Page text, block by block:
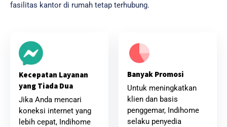
fasilitas kantor di rumah tetap terhubung.
Kecepatan Layanan
yang Tiada Dua
Jika Anda mencari
koneksi internet yang
lebih cepat, Indihome
Banyak Promosi
Untuk meningkatkan
klien dan basis
penggemar, Indihome
selaku penyedia